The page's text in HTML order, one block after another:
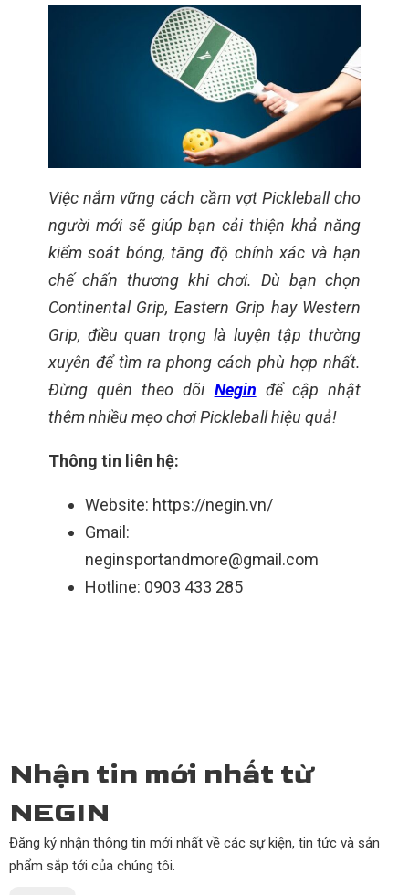
Việc nắm vững cách cầm vợt Pickleball cho
người mới sẽ giúp bạn cải thiện khả năng
kiểm soát bóng, tăng độ chính xác và hạn
chế chấn thương khi chơi. Dù bạn chọn
Continental Grip, Eastern Grip hay Western
Grip, điều quan trọng là luyện tập thường
xuyên để tìm ra phong cách phù hợp nhất.
Đừng quên theo dõi Negin để cập nhật
thêm nhiều mẹo chơi Pickleball hiệu quả!
Thông tin liên hệ:
Website: https://negin.vn/
Gmail:
neginsportandmore@gmail.com
Hotline: 0903 433 285
Nhận tin mới nhất từ
NEGIN
Đăng ký nhận thông tin mới nhất về các sự kiện, tin tức và sản
phẩm sắp tới của chúng tôi.